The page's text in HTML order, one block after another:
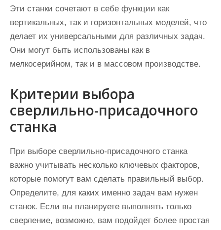
Эти станки сочетают в себе функции как
вертикальных, так и горизонтальных моделей, что
делает их универсальными для различных задач.
Они могут быть использованы как в
мелкосерийном, так и в массовом производстве.
Критерии выбора
сверлильно-присадочного
станка
При выборе сверлильно-присадочного станка
важно учитывать несколько ключевых факторов,
которые помогут вам сделать правильный выбор.
Определите, для каких именно задач вам нужен
станок. Если вы планируете выполнять только
сверление, возможно, вам подойдет более простая